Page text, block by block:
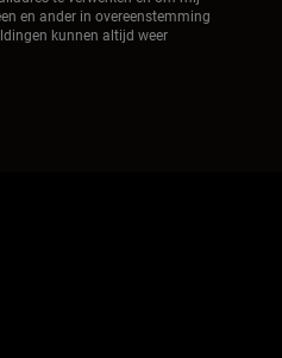
en ander in overeenstemming
kunnen altijd weer